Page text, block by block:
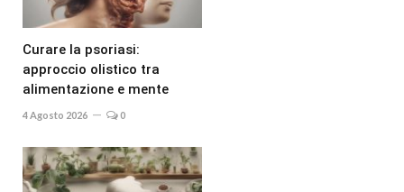
Curare la psoriasi:
approccio olistico tra
alimentazione e mente
4 Agosto 2026 0